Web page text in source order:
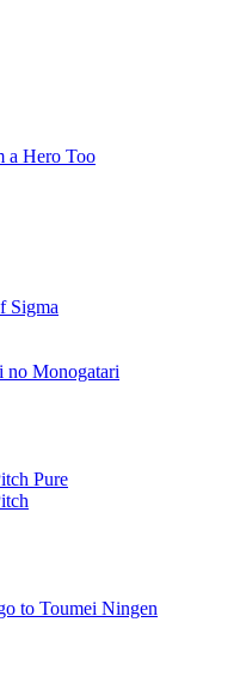
a Hero Too
Sigma
no Monogatari
Pure
to Toumei Ningen